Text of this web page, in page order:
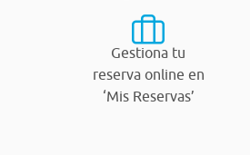
Gestiona tu
reserva online en
‘Mis Reservas’